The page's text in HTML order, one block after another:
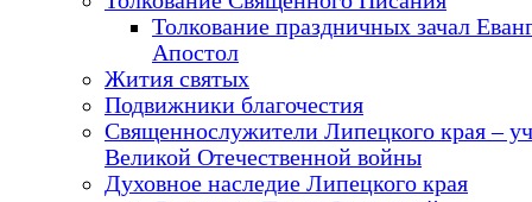
Толкование праздничных зачал
Апостол
Жития святых
Подвижники благочестия
Священнослужители Липецкого края –
Великой Отечественной войны
Духовное наследие Липецкого края